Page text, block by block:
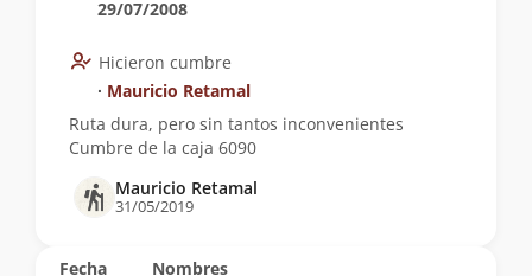
Fecha Nombres
29/07/2008
Hicieron cumbre
∙ Mauricio Retamal
Ruta dura, pero sin tantos inconvenientes
Cumbre de la caja 6090
Mauricio Retamal
31/05/2019